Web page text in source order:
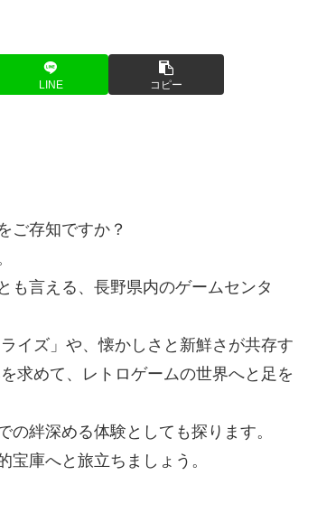
LINE コピー
ご存知ですか？
も言える、長野県内のゲームセンタ
イズ」や、懐かしさと新鮮さが共存す
求めて、レトロゲームの世界へと足を
絆深める体験としても探ります。
庫へと旅立ちましょう。